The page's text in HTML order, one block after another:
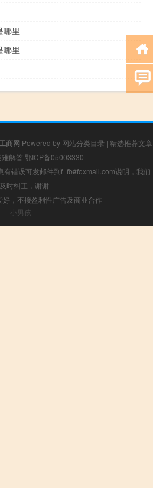
哪里
哪里
商网 Powered by 网站分类目录 | 精选推荐文章
难解答 鄂ICP备05003330
有错误可发邮件到f_fb#foxmail.com说明，我们
时纠正，谢谢
，不接盈利性广告及商业合作
小男孩